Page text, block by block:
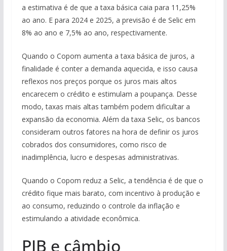
a estimativa é de que a taxa básica caia para 11,25%
ao ano. E para 2024 e 2025, a previsão é de Selic em
8% ao ano e 7,5% ao ano, respectivamente.
Quando o Copom aumenta a taxa básica de juros, a
finalidade é conter a demanda aquecida, e isso causa
reflexos nos preços porque os juros mais altos
encarecem o crédito e estimulam a poupança. Desse
modo, taxas mais altas também podem dificultar a
expansão da economia. Além da taxa Selic, os bancos
consideram outros fatores na hora de definir os juros
cobrados dos consumidores, como risco de
inadimplência, lucro e despesas administrativas.
Quando o Copom reduz a Selic, a tendência é de que o
crédito fique mais barato, com incentivo à produção e
ao consumo, reduzindo o controle da inflação e
estimulando a atividade econômica.
PIB e câmbio